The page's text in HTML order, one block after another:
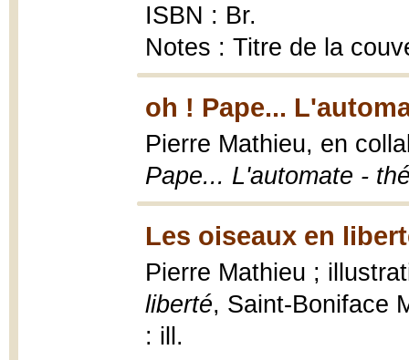
ISBN : Br.
Notes : Titre de la
oh ! Pape...
Pierre Mathieu, en
Pape... L'automate -
Les oiseaux en
Pierre Mathieu ;
liberté, Saint-Boniface
: ill.